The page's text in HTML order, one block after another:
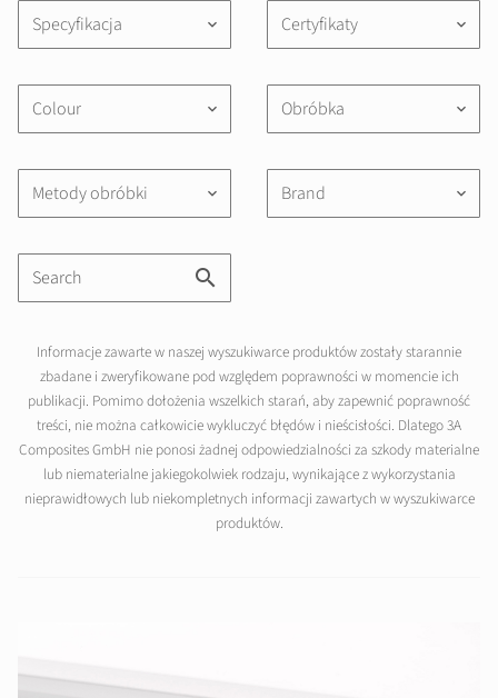
Specyfikacja keyboard_arrow_down Certyfikaty keyboard_arrow_down
Colour keyboard_arrow_down Obróbka keyboard_arrow_down
Metody obróbki keyboard_arrow_down Brand keyboard_arrow_down
Informacje zawarte w naszej wyszukiwarce produktów zostały starannie
zbadane i zweryfikowane pod względem poprawności w momencie ich
publikacji. Pomimo dołożenia wszelkich starań, aby zapewnić poprawność
treści, nie można całkowicie wykluczyć błędów i nieścisłości. Dlatego 3A
Composites GmbH nie ponosi żadnej odpowiedzialności za szkody materialne
lub niematerialne jakiegokolwiek rodzaju, wynikające z wykorzystania
nieprawidłowych lub niekompletnych informacji zawartych w wyszukiwarce
produktów.